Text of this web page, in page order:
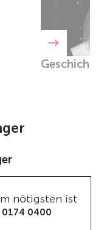
Geschichte
nötigsten ist
0400